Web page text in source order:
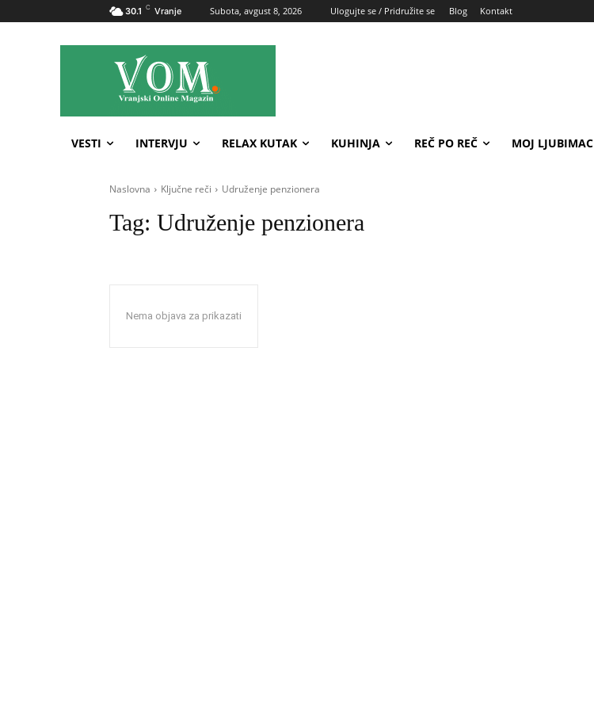
30.1 C Vranje Subota, avgust 8, 2026 Ulogujte se / Pridružite se Blog Kontakt
VESTI INTERVJU RELAX KUTAK KUHINJA REČ PO REČ MOJ LJUBIMAC
Naslovna Ključne reči Udruženje penzionera
Tag: Udruženje penzionera
Nema objava za prikazati